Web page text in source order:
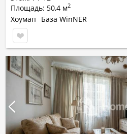
Площадь: 50,4 м2
Хоумап
База WinNER